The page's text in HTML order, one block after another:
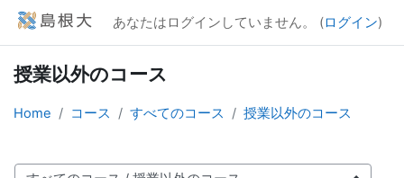
メインコンテンツへスキップする
あなたはログインしていません。 (ログイン)
授業以外のコース
Home コース すべてのコース 授業以外のコース